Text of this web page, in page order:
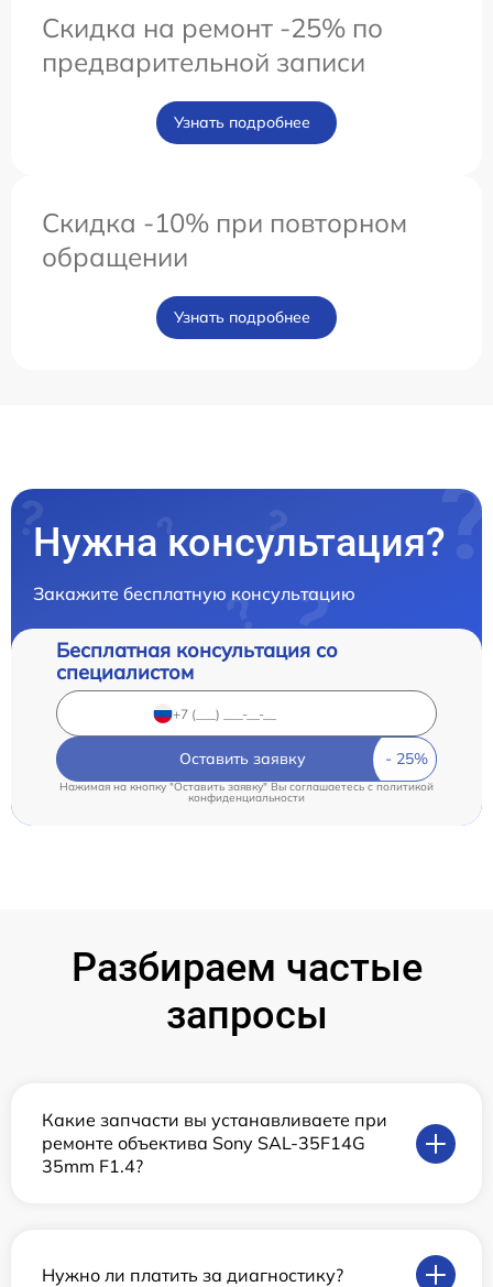
Скидка на ремонт -25% по
предварительной записи
Узнать подробнее
Скидка -10% при повторном
обращении
Узнать подробнее
Нужна консультация?
Закажите бесплатную консультацию
Бесплатная консультация со
специалистом
Оставить заявку
Нажимая на кнопку "Оставить заявку" Вы соглашаетесь c политикой
конфиденциальности
Разбираем частые
запросы
Какие запчасти вы устанавливаете при
ремонте объектива Sony SAL-35F14G
35mm F1.4?
Нужно ли платить за диагностику?